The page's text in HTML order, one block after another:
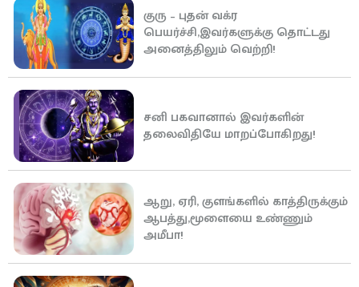
குரு – புதன் வக்ர
பெயர்ச்சி,இவர்களுக்கு தொட்டது
அனைத்திலும் வெற்றி!
சனி பகவானால் இவர்களின்
தலைவிதியே மாறப்போகிறது!
ஆறு, ஏரி, குளங்களில் காத்திருக்கும்
ஆபத்து,மூளையை உண்ணும்
அமீபா!